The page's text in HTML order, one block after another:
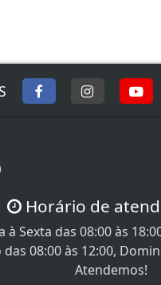
Horário de
à Sexta das 08:00 às
das 08:00 às 12:00,
Atendemos!